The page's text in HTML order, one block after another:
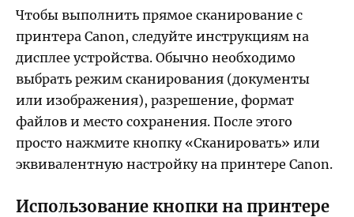
Чтобы выполнить прямое сканирование с
принтера Canon, следуйте инструкциям на
дисплее устройства. Обычно необходимо
выбрать режим сканирования (документы
или изображения), разрешение, формат
файлов и место сохранения. После этого
просто нажмите кнопку «Сканировать» или
эквивалентную настройку на принтере Canon.
Использование кнопки на принтере